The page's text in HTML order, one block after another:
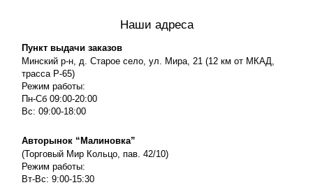
Наши адреса
Пункт выдачи заказов
Минский р-н, д. Старое село, ул. Мира, 21 (12 км от МКАД,
трасса P-65)
Режим работы:
Пн-Сб 09:00-20:00
Вс: 09:00-18:00
Авторынок “Малиновка”
(Торговый Мир Кольцо, пав. 42/10)
Режим работы:
Вт-Вс: 9:00-15:30